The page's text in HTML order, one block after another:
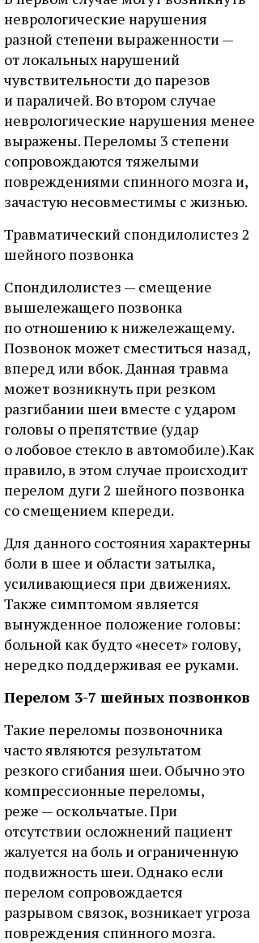
неврологические нарушения
разной степени выраженности —
от локальных нарушений
чувствительности до парезов
и параличей. Во втором случае
неврологические нарушения менее
выражены. Переломы 3 степени
сопровождаются тяжелыми
повреждениями спинного мозга и,
зачастую несовместимы с жизнью.
Травматический спондилолистез 2
шейного позвонка
Спондилолистез — смещение
вышележащего позвонка
по отношению к нижележащему.
Позвонок может сместиться назад,
вперед или вбок. Данная травма
может возникнуть при резком
разгибании шеи вместе с ударом
головы о препятствие (удар
о лобовое стекло в автомобиле).Как
правило, в этом случае происходит
перелом дуги 2 шейного позвонка
со смещением кпереди.
Для данного состояния характерны
боли в шее и области затылка,
усиливающиеся при движениях.
Также симптомом является
вынужденное положение головы:
больной как будто «несет» голову,
нередко поддерживая ее руками.
Перелом 3-7 шейных позвонков
Такие переломы позвоночника
часто являются результатом
резкого сгибания шеи. Обычно это
компрессионные переломы,
реже — оскольчатые. При
отсутствии осложнений пациент
жалуется на боль и ограниченную
подвижность шеи. Однако если
перелом сопровождается
разрывом связок, возникает угроза
повреждения спинного мозга.